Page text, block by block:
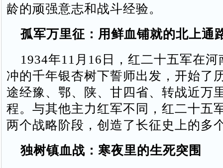
龄的顽强意志和战斗经验。
孤军万里征：用鲜血铺就的北上通
1934年11月16日，红二十五军在河
冲的千年银杏树下誓师出发，开始了
途经豫、鄂、陕、甘四省、转战近万
程。与其他主力红军不同，红二十五
两个战略阶段，创造了长征史上的多
独树镇血战：寒夜里的生死突围